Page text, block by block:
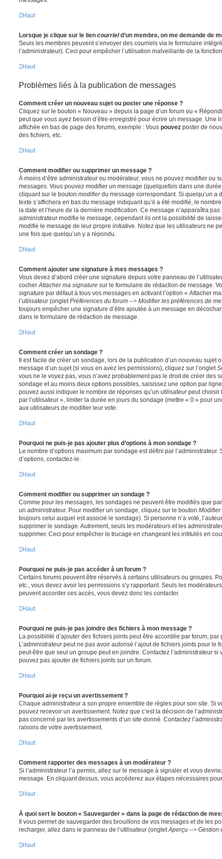
Haut
Lorsque je clique sur le lien courrield’un membre, on me demande de
Seuls les membres peuvent s’envoyer des courriels via le formulaire
l’administrateur). Ceci pour empêcher l’utilisation malveillante de la
Haut
Problèmes liés à la publication de messages
Comment créer un nouveau sujet ou poster une réponse ?
Cliquez sur le bouton « Nouveau » depuis la page d’un forum ou «
peut que vous ayez besoin d’être enregistré pour écrire un message. Une
affichée en bas de page des forums, exemple : Vous pouvez poster de
des fichiers, etc.
Haut
Comment modifier ou supprimer un message ?
À moins d’être administrateur ou modérateur, vous ne pouvez modifier ou
messages. Vous pouvez modifier un message (quelquefois dans une
cliquant sur le bouton modifierdu message correspondant. Si quelqu’un a
texte s’affichera en bas du message indiquant qu’il a été modifié, le
la date et l’heure de la dernière modification. Ce message n’apparaîtra
administrateur modifie le message, cependant ils ont la possibilité de
modifié le message de leur propre initiative. Notez que les utilisateurs ne
une fois que quelqu’un y a répondu.
Haut
Comment ajouter une signature à mes messages ?
Vous devez d’abord créer une signature depuis votre panneau de
cocher Attacher ma signature sur le formulaire de rédaction de message.
signature par défaut à tous vos messages en activant l’option « Attacher
l’utilisateur (onglet Préférences du forum --> Modifier les préférences de
toujours empêcher une signature d’être ajoutée à un message en
dans le formulaire de rédaction de message.
Haut
Comment créer un sondage ?
Il est facile de créer un sondage, lors de la publication d’un nouveau sujet
message d’un sujet (si vous en avez les permissions), cliquez sur l’onglet
vous ne le voyez pas, vous n’avez probablement pas le droit de créer des
sondage et au moins deux options possibles, saisissez une option par
pouvez aussi indiquer le nombre de réponses qu’un utilisateur peut
par l’utilisateur », limiter la durée en jours du sondage (mettre « 0 » pour
aux utilisateurs de modifier leur vote.
Haut
Pourquoi ne puis-je pas ajouter plus d’options à mon sondage ?
Le nombre d’options maximum par sondage est défini par l’administrateur.
d’options, contactez-le.
Haut
Comment modifier ou supprimer un sondage ?
Comme pour les messages, les sondages ne peuvent être modifiés que
un administrateur. Pour modifier un sondage, cliquez sur le bouton Modifier
toujours celui auquel est associé le sondage). Si personne n’a voté,
supprimer le sondage. Autrement, seuls les modérateurs et les
supprimer. Ceci pour empêcher le trucage en changeant les intitulés en
Haut
Pourquoi ne puis-je pas accéder à un forum ?
Certains forums peuvent être réservés à certains utilisateurs ou groupes.
etc., vous devez avoir les permissions s’y rapportant. Seuls les
peuvent accorder ces accès, vous devez donc les contacter.
Haut
Pourquoi ne puis-je pas joindre des fichiers à mon message ?
La possibilité d’ajouter des fichiers joints peut être accordée par forum, par
L’administrateur peut ne pas avoir autorisé l’ajout de fichiers joints pour le
peut-être que seul un groupe peut en joindre. Contactez l’administrateur
pouvez pas ajouter de fichiers joints sur un forum.
Haut
Pourquoi ai-je reçu un avertissement ?
Chaque administrateur a son propre ensemble de règles pour son site. Si
pouvez recevoir un avertissement. Notez que c’est la décision de
pas concerné par les avertissements d’un site donné. Contactez
raisons de votre avertissement.
Haut
Comment rapporter des messages à un modérateur ?
Si l’administrateur l’a permis, allez sur le message à signaler et vous
message. En cliquant dessus, vous accéderez aux étapes nécessaires
Haut
À quoi sert le bouton « Sauvegarder » dans la page de rédaction de
Il vous permet de sauvegarder des brouillons de vos messages et de les
recharger, allez dans le panneau de l’utilisateur (onglet Aperçu --> Gestion
Haut